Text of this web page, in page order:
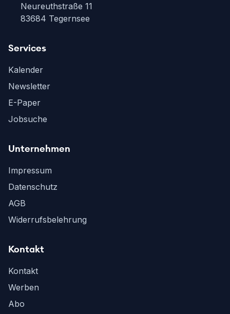
Neureuthstraße 11
83684 Tegernsee
Services
Kalender
Newsletter
E-Paper
Jobsuche
Unternehmen
Impressum
Datenschutz
AGB
Widerrufsbelehrung
Kontakt
Kontakt
Werben
Abo